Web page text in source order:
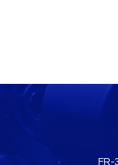
FR-